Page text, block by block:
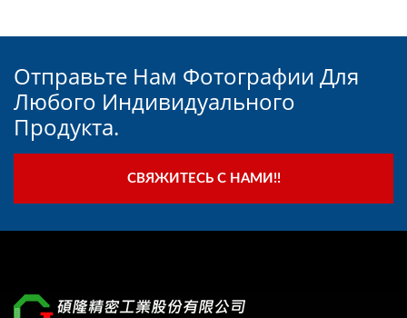
Отправьте Нам Фотографии Для
Любого Индивидуального
Продукта.
СВЯЖИТЕСЬ С НАМИ!!